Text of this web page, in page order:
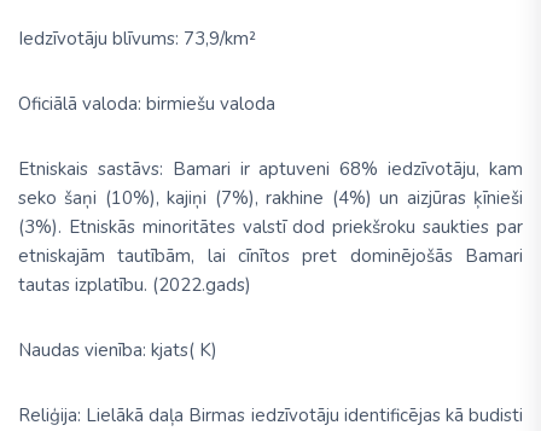
Iedzīvotāju blīvums: 73,9/km²
Oficiālā valoda: birmiešu valoda
Etniskais sastāvs: Bamari ir aptuveni 68% iedzīvotāju, kam
seko šaņi (10%), kajiņi (7%), rakhine (4%) un aizjūras ķīnieši
(3%). Etniskās minoritātes valstī dod priekšroku saukties par
etniskajām tautībām, lai cīnītos pret dominējošās Bamari
tautas izplatību. (2022.gads)
Naudas vienība: kjats( K)
Reliģija: Lielākā daļa Birmas iedzīvotāju identificējas kā budisti